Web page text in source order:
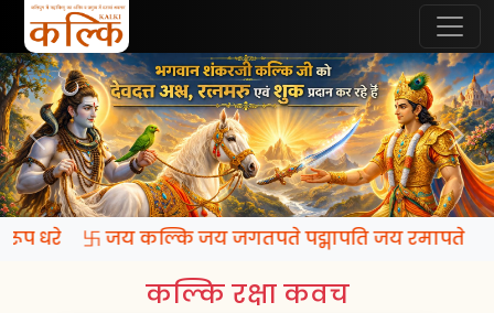
धरे 卐 जय कल्कि जय जगतपते पद्मापति जय रमापते
कल्कि रक्षा कवच